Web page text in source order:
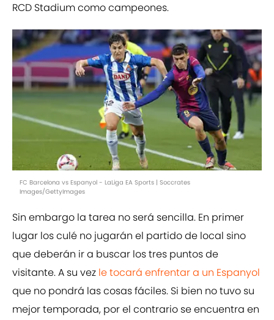
RCD Stadium como campeones.
FC Barcelona vs Espanyol - LaLiga EA Sports | Soccrates
Images/GettyImages
Sin embargo la tarea no será sencilla. En primer
lugar los culé no jugarán el partido de local sino
que deberán ir a buscar los tres puntos de
visitante. A su vez le tocará enfrentar a un Espanyol
que no pondrá las cosas fáciles. Si bien no tuvo su
mejor temporada, por el contrario se encuentra en